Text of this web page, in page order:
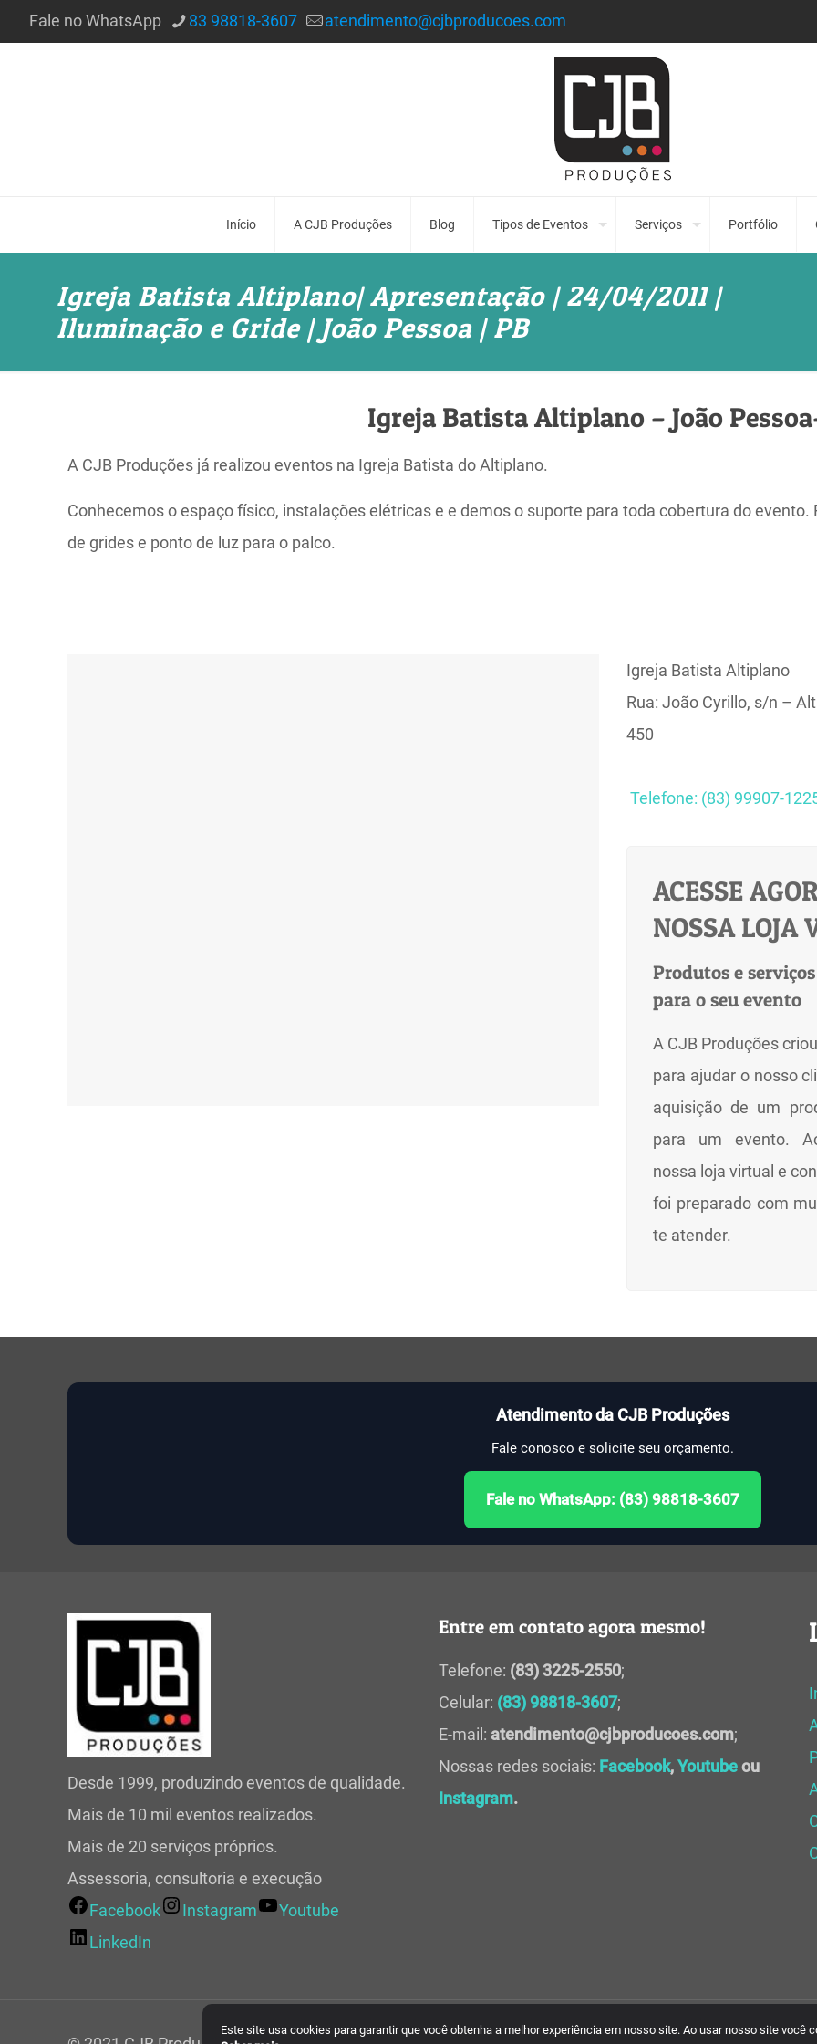
Este site usa cookies para garantir que você obtenha a melhor experiência em nosso site. Ao usar nosso site você
Fale no WhatsApp 83 98818-3607 atendimento@cjbproducoes.com
Início A CJB Produções Blog Tipos de Eventos Serviços Portfólio
Igreja Batista Altiplano| Apresentação | 24/04/2011 |
Iluminação e Gride | João Pessoa | PB
Igreja Batista Altiplano – João
A CJB Produções já realizou eventos na Igreja Batista do Altiplano.
Conhecemos o espaço físico, instalações elétricas e e demos o suporte para toda cobertura do evento.
de grides e ponto de luz para o palco.
Igreja Batista Altiplano
Rua: João Cyrillo, s/n –
450
Telefone: (83) 99907-
ACESSE
NOSSA LOJA
Produtos e
para o seu evento
A CJB Produções
para ajudar o nosso
aquisição de um
para um evento.
nossa loja virtual e
foi preparado com
te atender.
Atendimento da CJB Produções
Fale conosco e solicite seu orçamento.
Fale no WhatsApp: (83) 98818-3607
Desde 1999, produzindo eventos de qualidade.
Mais de 10 mil eventos realizados.
Mais de 20 serviços próprios.
Assessoria, consultoria e execução
Facebook
Instagram
Youtube
LinkedIn
Entre em contato agora mesmo!
Telefone: (83) 3225-2550;
Celular: (83) 98818-3607;
E-mail: atendimento@cjbproducoes.com;
Nossas redes sociais: Facebook,Youtubeou
Instagram.